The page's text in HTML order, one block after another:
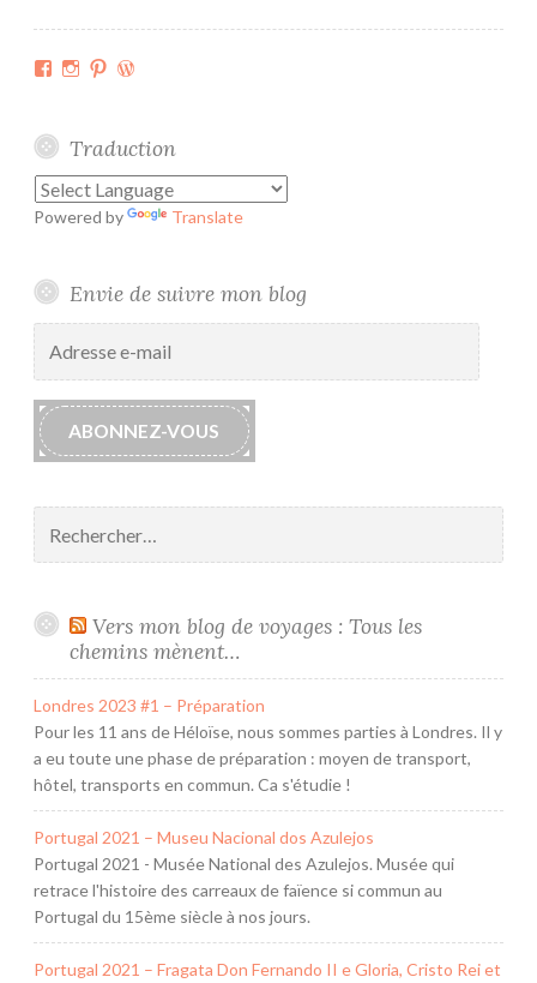
Facebook
Instagram
Pinterest
Traduction
Powered by Translate
Envie de suivre mon blog
mail
ABONNEZ-VOUS
Vers mon blog de voyages : Tous les
chemins mènent…
Londres 2023 #1 – Préparation
Pour les 11 ans de Héloïse, nous sommes parties à Londres. Il y
a eu toute une phase de préparation : moyen de transport,
hôtel, transports en commun. Ca s'étudie !
Portugal 2021 – Museu Nacional dos Azulejos
Portugal 2021 - Musée National des Azulejos. Musée qui
retrace l'histoire des carreaux de faïence si commun au
Portugal du 15ème siècle à nos jours.
Portugal 2021 – Fragata Don Fernando II e Gloria, Cristo Rei et